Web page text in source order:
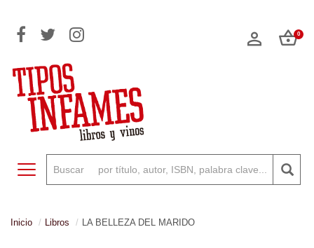
0
Toggle navigation
Inicio Libros LA BELLEZA DEL MARIDO